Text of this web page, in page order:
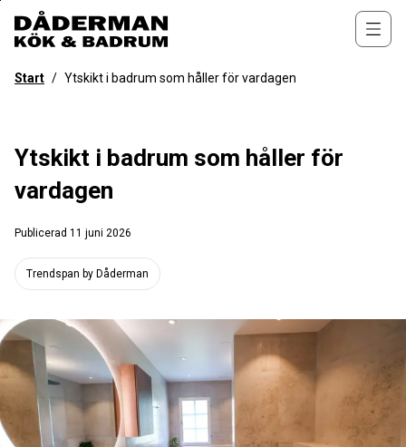
övergripande
förStart / Ytskikt i badrum som håller för vardagen
Ytskikt i badrum som håller för
vardagen
Publicerad 11 juni 2026
Trendspan by Dåderman